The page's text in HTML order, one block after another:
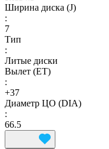
Ширина диска (J)
:
7
Тип
:
Литые диски
Вылет (ET)
:
+37
Диаметр ЦО (DIA)
:
66.5